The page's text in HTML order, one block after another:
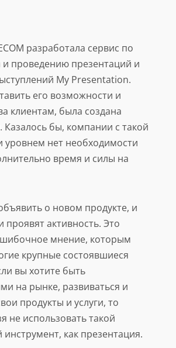
разработала сервис по
и проведению презентаций и
My Presentation.
его возможности и
клиентам, была создана
Казалось бы, компании с такой
уровнем нет необходимости
время и силы на
о новом продукте, и
проявят активность. Это
мнение, которым
крупные состоявшиеся
вы хотите быть
на рынке, развиваться и
продукты и услуги, то
не использовать такой
как презентация.